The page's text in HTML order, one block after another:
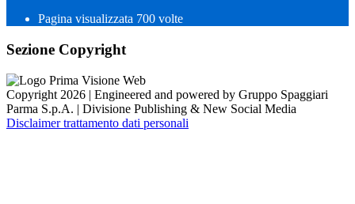
Pagina visualizzata 700 volte
Sezione Copyright
Copyright 2026 | Engineered and powered by Gruppo Spaggiari
Parma S.p.A. | Divisione Publishing & New Social Media
Disclaimer trattamento dati personali